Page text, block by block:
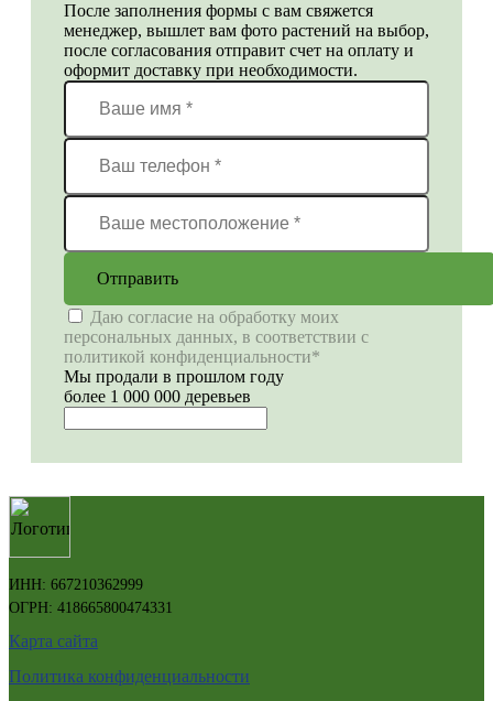
После заполнения формы с вам свяжется
менеджер, вышлет вам фото растений на выбор,
после согласования отправит счет на оплату и
оформит доставку при необходимости.
Отправить
Даю согласие на обработку моих
персональных данных, в соответствии с
политикой конфиденциальности*
Мы продали в прошлом году
более 1 000 000 деревьев
ИНН: 667210362999
ОГРН: 418665800474331
Карта сайта
Политика конфиденциальности